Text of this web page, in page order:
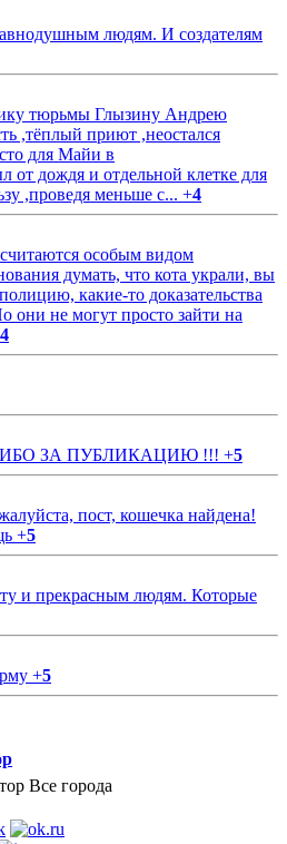
людям. И создателям
тюрьмы Глызину Андрею
,тёплый приют ,неостался
для Майи в
от дождя и отдельной клетке для
,проведя меньше с... +4
особым видом
думать, что кота украли, вы
какие-то доказательства
они не могут просто зайти на
4
ЗА ПУБЛИКАЦИЮ !!! +5
пост, кошечка найдена!
+5
и прекрасным людям. Которые
+5
Все города